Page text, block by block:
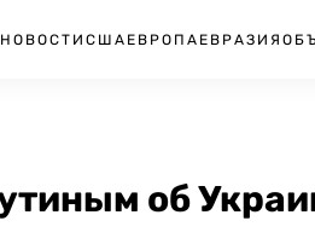
НОВОСТИ США ЕВРОПА ЕВРАЗИЯ
об